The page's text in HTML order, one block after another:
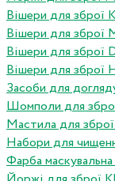
Вішери для зброї
Вішери для зброї
Вішери для зброї
Вішери для зброї
Засоби для
Шомполи для
Мастила для
Набори для
Фарба